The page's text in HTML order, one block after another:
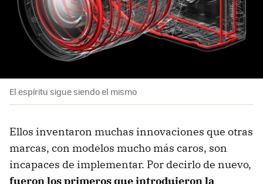
El espíritu sigue siendo el mismo
Ellos inventaron muchas innovaciones que otras
marcas, con modelos mucho más caros, son
incapaces de implementar. Por decirlo de nuevo,
fueron los primeros que introdujeron la